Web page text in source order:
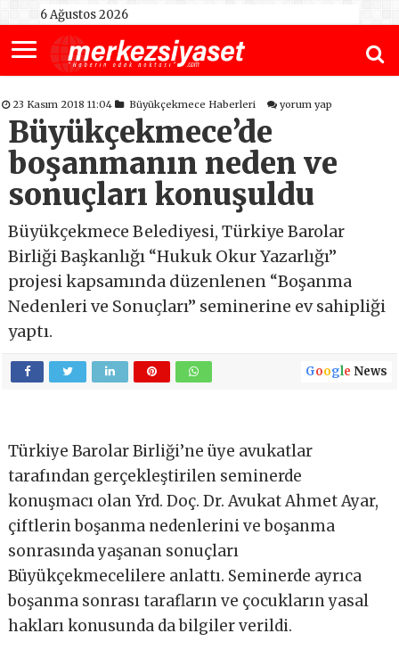
6 Ağustos 2026
23 Kasım 2018 11:04 Büyükçekmece Haberleri yorum yap
Büyükçekmece’de
boşanmanın neden ve
sonuçları konuşuldu
Büyükçekmece Belediyesi, Türkiye Barolar
Birliği Başkanlığı “Hukuk Okur Yazarlığı”
projesi kapsamında düzenlenen “Boşanma
Nedenleri ve Sonuçları” seminerine ev sahipliği
yaptı.
Google News
Türkiye Barolar Birliği’ne üye avukatlar
tarafından gerçekleştirilen seminerde
konuşmacı olan Yrd. Doç. Dr. Avukat Ahmet Ayar,
çiftlerin boşanma nedenlerini ve boşanma
sonrasında yaşanan sonuçları
Büyükçekmecelilere anlattı. Seminerde ayrıca
boşanma sonrası tarafların ve çocukların yasal
hakları konusunda da bilgiler verildi.